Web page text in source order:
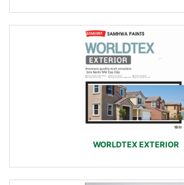
WORLDTEX EXTERIOR